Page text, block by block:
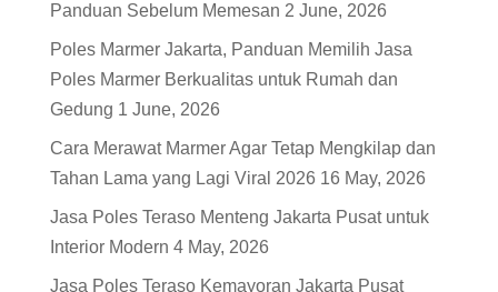
Panduan Sebelum Memesan 2 June, 2026
Poles Marmer Jakarta, Panduan Memilih Jasa
Poles Marmer Berkualitas untuk Rumah dan
Gedung 1 June, 2026
Cara Merawat Marmer Agar Tetap Mengkilap dan
Tahan Lama yang Lagi Viral 2026 16 May, 2026
Jasa Poles Teraso Menteng Jakarta Pusat untuk
Interior Modern 4 May, 2026
Jasa Poles Teraso Kemayoran Jakarta Pusat